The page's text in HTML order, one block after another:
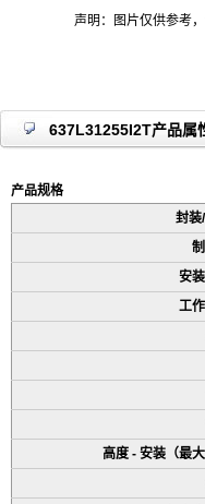
声明：图片仅供参考，
637L31255I2T产品属
产品规格
封装
安
工
高度 - 安装（最大